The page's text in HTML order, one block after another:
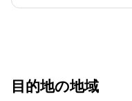
目的地の地域